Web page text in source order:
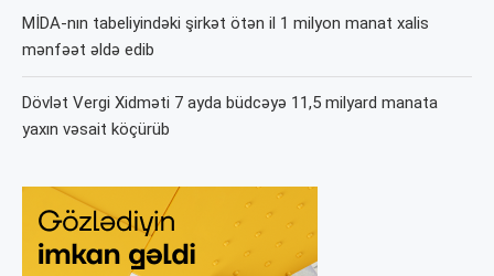
MİDA-nın tabeliyindəki şirkət ötən il 1 milyon manat xalis
mənfəət əldə edib
Dövlət Vergi Xidməti 7 ayda büdcəyə 11,5 milyard manata
yaxın vəsait köçürüb